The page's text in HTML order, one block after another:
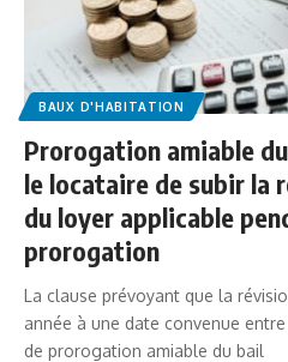
BAUX D'HABITATION
Prorogation amiable
le locataire de subir la
du loyer applicable
prorogation
La clause prévoyant que la
année à une date convenue
de prorogation amiable du bail